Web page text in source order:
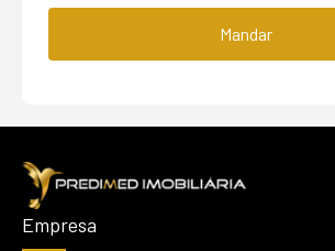
Mandar
Empresa